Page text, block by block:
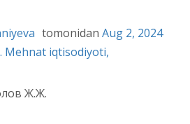
tomonidan Aug 2, 2024
Mehnat iqtisodiyoti,
Ж.Ж.